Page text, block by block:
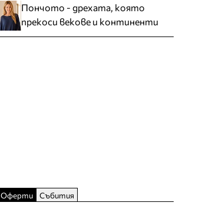
Пончото - дрехата, която
прекоси векове и континенти
Оферти Събития